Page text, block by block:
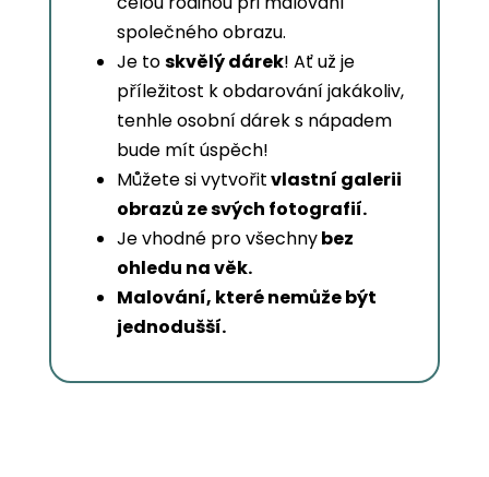
společného obrazu.
Je toskvělý dárek! Ať už je
příležitost k obdarování jakákoliv,
tenhle osobní dárek s nápadem
bude mít úspěch!
Můžete si vytvořitvlastní galerii
obrazů ze svých fotografií.
Je vhodné pro všechnybez
ohledu na věk.
Malování, které nemůže být
jednodušší.